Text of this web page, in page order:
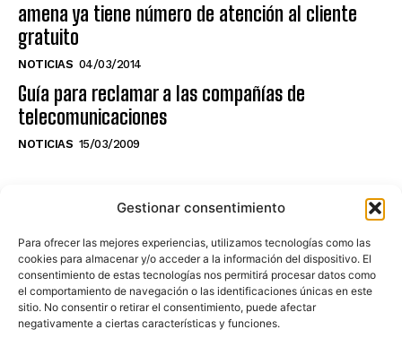
Gestionar consentimiento
Para ofrecer las mejores experiencias, utilizamos tecnologías como las
cookies para almacenar y/o acceder a la información del dispositivo. El
consentimiento de estas tecnologías nos permitirá procesar datos como
el comportamiento de navegación o las identificaciones únicas en este
sitio. No consentir o retirar el consentimiento, puede afectar
negativamente a ciertas características y funciones.
amena ya tiene número de atención al cliente
gratuito
NOTICIAS 04/03/2014
Guía para reclamar a las compañías de
telecomunicaciones
NOTICIAS 15/03/2009
NO TE PIERDAS LO ÚLTIMO DEL CANAL
Haz clic en «Estoy de acuerdo» para
activar Youtube
POLÍTICA DE COOKIES